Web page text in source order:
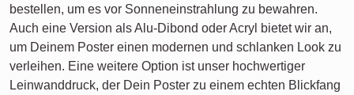
bestellen, um es vor Sonneneinstrahlung zu bewahren.
Auch eine Version als Alu-Dibond oder Acryl bietet wir an,
um Deinem Poster einen modernen und schlanken Look zu
verleihen. Eine weitere Option ist unser hochwertiger
Leinwanddruck, der Dein Poster zu einem echten Blickfang